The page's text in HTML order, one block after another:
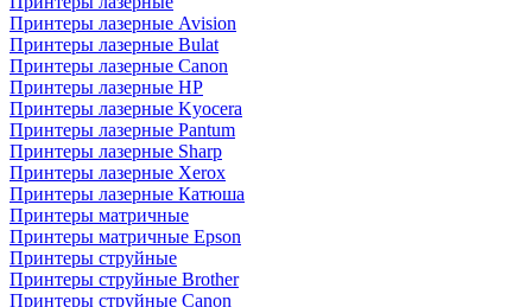
Принтеры лазерные Avision
Принтеры лазерные Bulat
Принтеры лазерные Canon
Принтеры лазерные HP
Принтеры лазерные Kyocera
Принтеры лазерные Pantum
Принтеры лазерные Sharp
Принтеры лазерные Xerox
Принтеры лазерные Катюша
Принтеры матричные
Принтеры матричные Epson
Принтеры струйные
Принтеры струйные Brother
Принтеры струйные Canon